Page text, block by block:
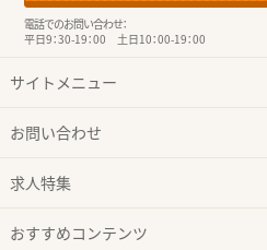
電話でのお問い合わせ：
平日9：30-19：00 土日10：00-19：00
サイトメニュー
お問い合わせ
求人特集
おすすめコンテンツ